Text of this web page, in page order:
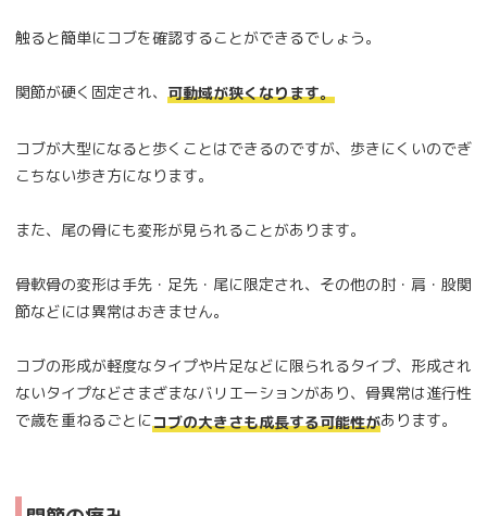
触ると簡単にコブを確認することができるでしょう。
関節が硬く固定され、 可動域が狭くなります。
コブが大型になると歩くことはできるのですが、歩きにくいのでぎ
こちない歩き方になります。
また、尾の骨にも変形が見られることがあります。
骨軟骨の変形は手先・足先・尾に限定され、その他の肘・肩・股関
節などには異常はおきません。
コブの形成が軽度なタイプや片足などに限られるタイプ、形成され
ないタイプなどさまざまなバリエーションがあり、骨異常は進行性
で歳を重ねるごとにコブの大きさも成長する可能性があります。